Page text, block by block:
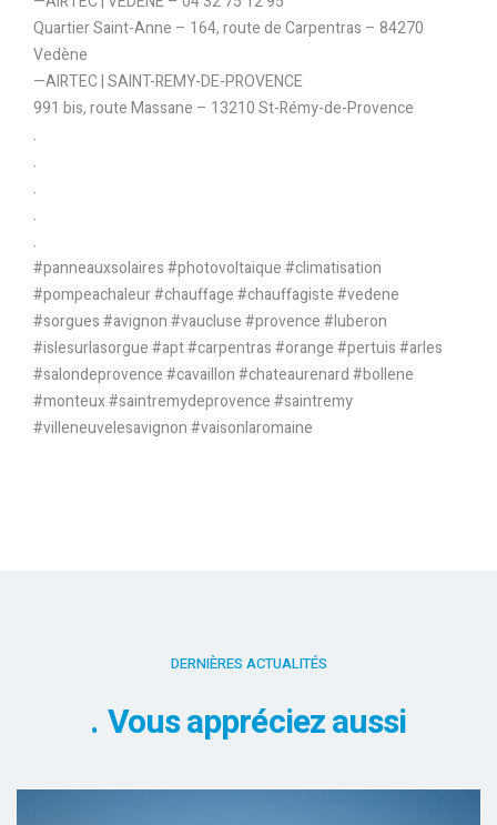
Quartier Saint-Anne – 164, route de Carpentras – 84270
Vedène
—AIRTEC | SAINT-REMY-DE-PROVENCE
991 bis, route Massane – 13210 St-Rémy-de-Provence
.
.
.
.
.
#panneauxsolaires #photovoltaique #climatisation
#pompeachaleur #chauffage #chauffagiste #vedene
#sorgues #avignon #vaucluse #provence #luberon
#islesurlasorgue #apt #carpentras #orange #pertuis #arles
#salondeprovence #cavaillon #chateaurenard #bollene
#monteux #saintremydeprovence #saintremy
#villeneuvelesavignon #vaisonlaromaine
DERNIÈRES ACTUALITÉS
Vous appréciez aussi